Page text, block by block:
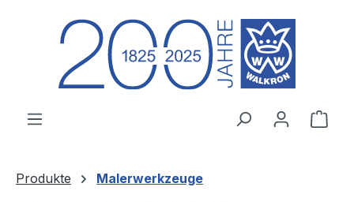
Zum Hauptinhalt springen
Produkte Malerwerkzeuge